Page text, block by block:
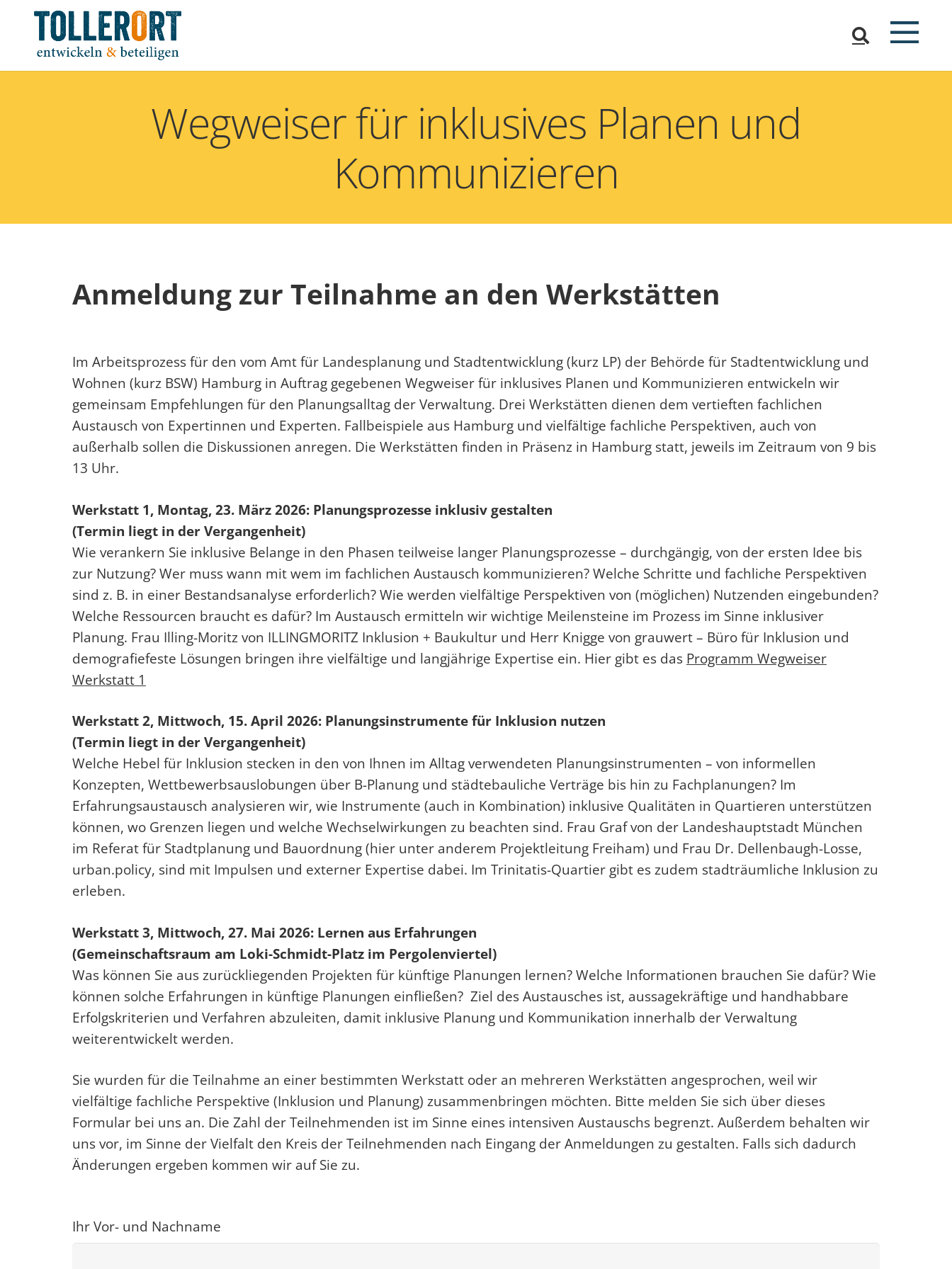
Wegweiser für inklusives Planen und
Kommunizieren
Anmeldung zur Teilnahme an den Werkstätten
Im Arbeitsprozess für den vom Amt für Landesplanung und Stadtentwicklung (kurz LP) der Behörde für Stadtentwicklung und
Wohnen (kurz BSW) Hamburg in Auftrag gegebenen Wegweiser für inklusives Planen und Kommunizieren entwickeln wir
gemeinsam Empfehlungen für den Planungsalltag der Verwaltung. Drei Werkstätten dienen dem vertieften fachlichen
Austausch von Expertinnen und Experten. Fallbeispiele aus Hamburg und vielfältige fachliche Perspektiven, auch von
außerhalb sollen die Diskussionen anregen. Die Werkstätten finden in Präsenz in Hamburg statt, jeweils im Zeitraum von 9 bis
13 Uhr.
Werkstatt 1, Montag, 23. März 2026: Planungsprozesse inklusiv gestalten
(Termin liegt in der Vergangenheit)
Wie verankern Sie inklusive Belange in den Phasen teilweise langer Planungsprozesse – durchgängig, von der ersten Idee bis
zur Nutzung? Wer muss wann mit wem im fachlichen Austausch kommunizieren? Welche Schritte und fachliche Perspektiven
sind z. B. in einer Bestandsanalyse erforderlich? Wie werden vielfältige Perspektiven von (möglichen) Nutzenden eingebunden?
Welche Ressourcen braucht es dafür? Im Austausch ermitteln wir wichtige Meilensteine im Prozess im Sinne inklusiver
Planung. Frau Illing-Moritz von ILLINGMORITZ Inklusion + Baukultur und Herr Knigge von grauwert – Büro für Inklusion und
demografiefeste Lösungen bringen ihre vielfältige und langjährige Expertise ein. Hier gibt es das Programm Wegweiser
Werkstatt 1
Werkstatt 2, Mittwoch, 15. April 2026: Planungsinstrumente für Inklusion nutzen
(Termin liegt in der Vergangenheit)
Welche Hebel für Inklusion stecken in den von Ihnen im Alltag verwendeten Planungsinstrumenten – von informellen
Konzepten, Wettbewerbsauslobungen über B-Planung und städtebauliche Verträge bis hin zu Fachplanungen? Im
Erfahrungsaustausch analysieren wir, wie Instrumente (auch in Kombination) inklusive Qualitäten in Quartieren unterstützen
können, wo Grenzen liegen und welche Wechselwirkungen zu beachten sind. Frau Graf von der Landeshauptstadt München
im Referat für Stadtplanung und Bauordnung (hier unter anderem Projektleitung Freiham) und Frau Dr. Dellenbaugh-Losse,
urban.policy, sind mit Impulsen und externer Expertise dabei. Im Trinitatis-Quartier gibt es zudem stadträumliche Inklusion zu
erleben.
Werkstatt 3, Mittwoch, 27. Mai 2026: Lernen aus Erfahrungen
(Gemeinschaftsraum am Loki-Schmidt-Platz im Pergolenviertel)
Was können Sie aus zurückliegenden Projekten für künftige Planungen lernen? Welche Informationen brauchen Sie dafür? Wie
können solche Erfahrungen in künftige Planungen einfließen? Ziel des Austausches ist, aussagekräftige und handhabbare
Erfolgskriterien und Verfahren abzuleiten, damit inklusive Planung und Kommunikation innerhalb der Verwaltung
weiterentwickelt werden.
Sie wurden für die Teilnahme an einer bestimmten Werkstatt oder an mehreren Werkstätten angesprochen, weil wir
vielfältige fachliche Perspektive (Inklusion und Planung) zusammenbringen möchten. Bitte melden Sie sich über dieses
Formular bei uns an. Die Zahl der Teilnehmenden ist im Sinne eines intensiven Austauschs begrenzt. Außerdem behalten wir
uns vor, im Sinne der Vielfalt den Kreis der Teilnehmenden nach Eingang der Anmeldungen zu gestalten. Falls sich dadurch
Änderungen ergeben kommen wir auf Sie zu.
Ihr Vor- und Nachname